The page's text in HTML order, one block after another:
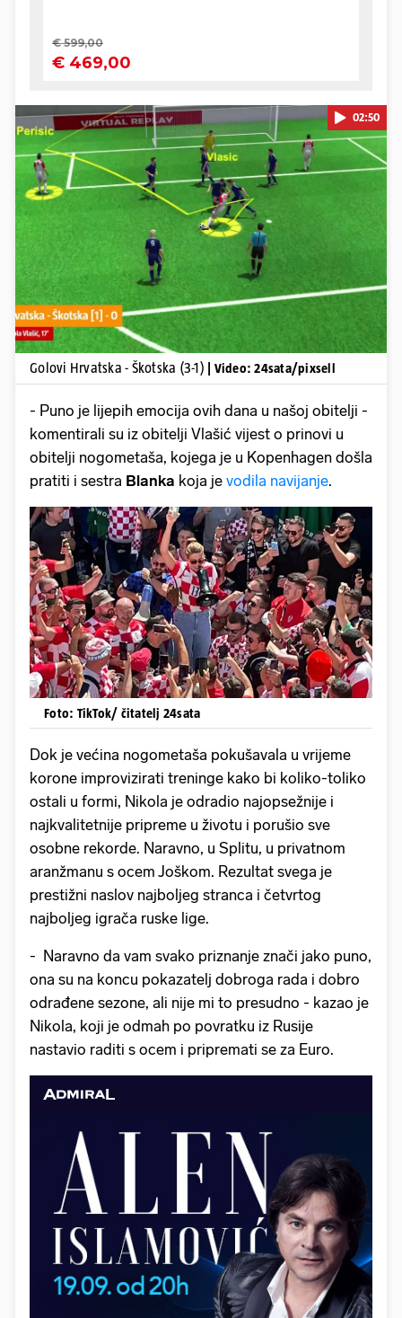
Pokretanje videa...
02:50
Golovi Hrvatska - Škotska (3-1) | Video: 24sata/pixsell
- Puno je lijepih emocija ovih dana u našoj obitelji -
komentirali su iz obitelji Vlašić vijest o prinovi u
obitelji nogometaša, kojega je u Kopenhagen došla
pratiti i sestra Blanka koja je vodila navijanje.
Foto: TikTok/ čitatelj 24sata
Dok je većina nogometaša pokušavala u vrijeme
korone improvizirati treninge kako bi koliko-toliko
ostali u formi, Nikola je odradio najopsežnije i
najkvalitetnije pripreme u životu i porušio sve
osobne rekorde. Naravno, u Splitu, u privatnom
aranžmanu s ocem Joškom. Rezultat svega je
prestižni naslov najboljeg stranca i četvrtog
najboljeg igrača ruske lige.
- Naravno da vam svako priznanje znači jako puno,
ona su na koncu pokazatelj dobroga rada i dobro
odrađene sezone, ali nije mi to presudno - kazao je
Nikola, koji je odmah po povratku iz Rusije
nastavio raditi s ocem i pripremati se za Euro.